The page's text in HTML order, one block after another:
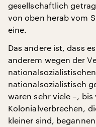
gesellschaftlich
von oben herab vom
eine.
Das andere ist, dass
anderem wegen der
nationalsozialistisch
waren sehr viele –,
Kolonialverbrechen,
kleiner sind,